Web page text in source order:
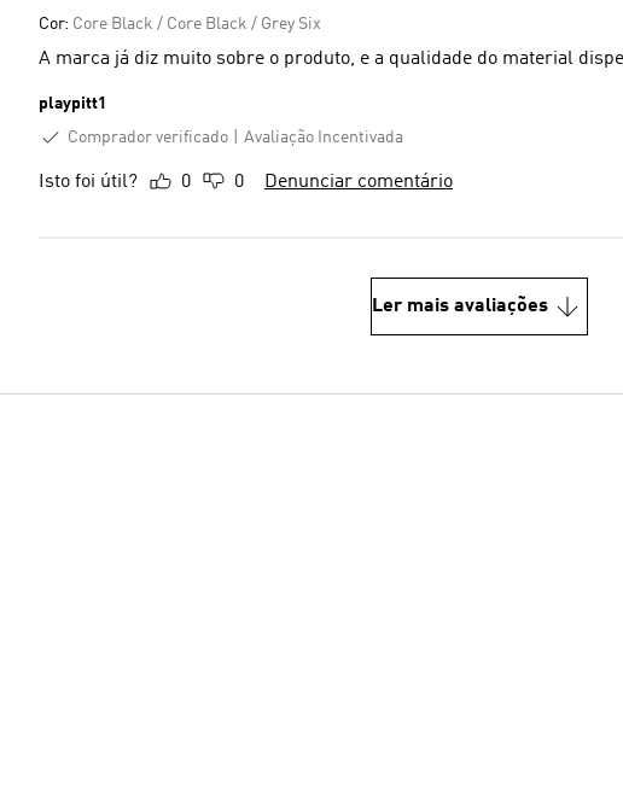
Cor: Core Black / Core Black / Grey Six
A marca já diz muito sobre o produto, e a qualidade do material
playpitt1
Comprador verificado
Avaliação Incentivada
Isto foi útil? 0 0 Denunciar comentário
Ler mais avaliações